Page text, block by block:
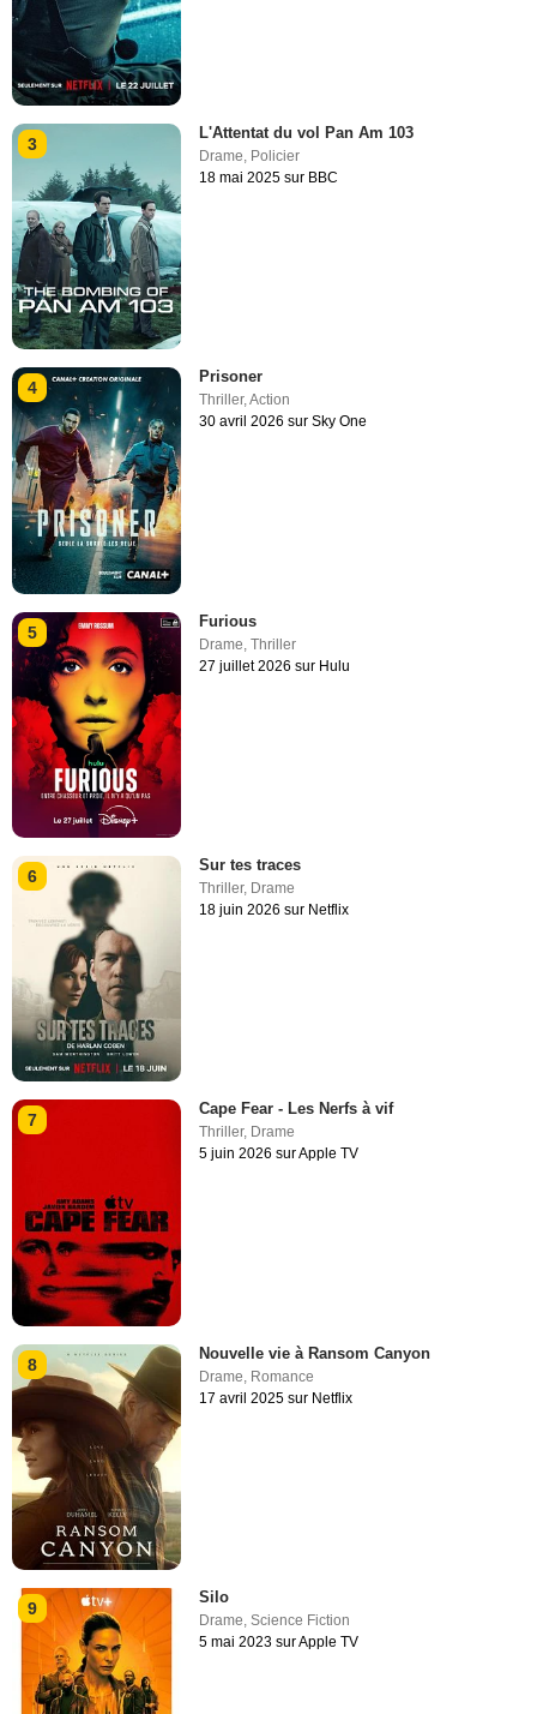
3
L'Attentat du vol Pan Am 103
Drame, Policier
18 mai 2025 sur BBC
4
Prisoner
Thriller,Action
30 avril 2026 sur Sky One
5
Furious
Drame ,Thriller
27 juillet 2026 sur Hulu
6
Sur tes traces
Thriller, Drame
18 juin 2026 sur Netflix
7
Cape Fear - Les Nerfs à vif
Thriller, Drame
5 juin 2026 sur Apple TV
8
Nouvelle vie à Ransom Canyon
Drame Romance
17 avril 2025 sur Netflix
9
Silo
Drame,Science Fiction
5 mai 2023 sur Apple TV